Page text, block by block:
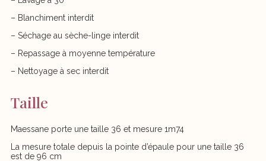
– Blanchiment interdit
– Séchage au sèche-linge interdit
– Repassage à moyenne température
– Nettoyage à sec interdit
Taille
Maessane porte une taille 36 et mesure 1m74
La mesure totale depuis la pointe d’épaule pour une taille 36
est de 96 cm